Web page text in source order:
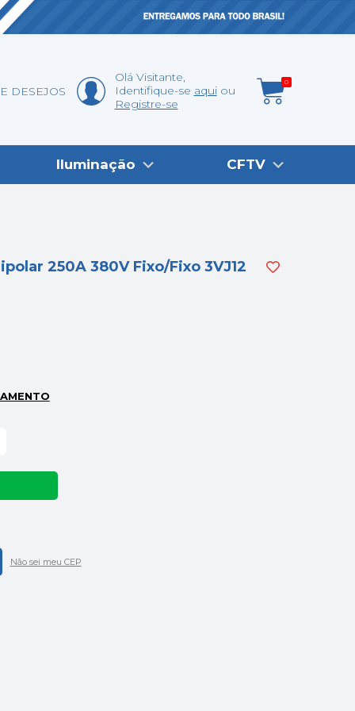
DESEJOS
Olá Visitante,
Identifique-se aqui
Registre-se
0
Iluminação CFTV
250A 380V Fixo/Fixo 3VJ12